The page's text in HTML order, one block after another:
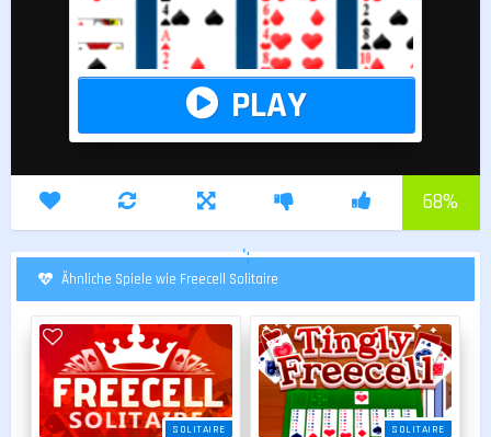
PLAY
68%
';
Ähnliche Spiele wie Freecell Solitaire
SOLITAIRE SOLITAIRE